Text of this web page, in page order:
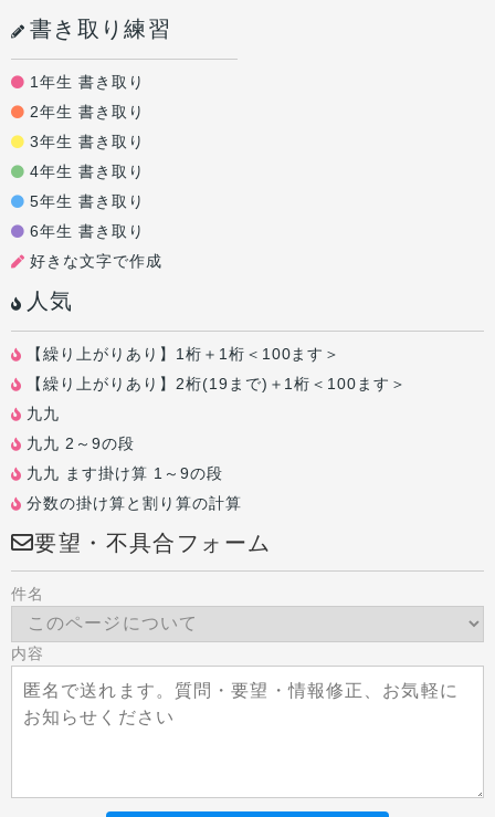
書き取り練習
1年生 書き取り
2年生 書き取り
3年生 書き取り
4年生 書き取り
5年生 書き取り
6年生 書き取り
好きな文字で作成
人気
【繰り上がりあり】1桁＋1桁＜100ます＞
【繰り上がりあり】2桁(19まで)＋1桁＜100ます＞
九九
九九 2～9の段
九九 ます掛け算 1～9の段
分数の掛け算と割り算の計算
要望・不具合フォーム
件名
内容